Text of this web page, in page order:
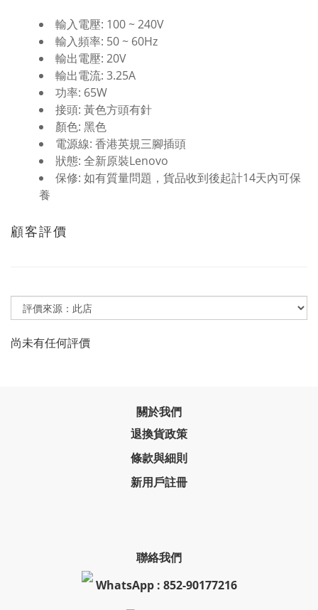
輸入電壓: 100 ~ 240V
輸入頻率: 50 ~ 60Hz
輸出電壓: 20V
輸出電流: 3.25A
功率: 65W
接頭: 黃色方頭有針
顏色: 黑色
電源線: 香港英規三腳插頭
狀態: 全新原裝Lenovo
保修: 如有質量問題，貨品收到後起計14天內可保
養
顧客評價
尚未有任何評價
關於我們
退換貨政策
條款與細則
新用戶註冊
聯絡我們
WhatsApp : 852-90177216